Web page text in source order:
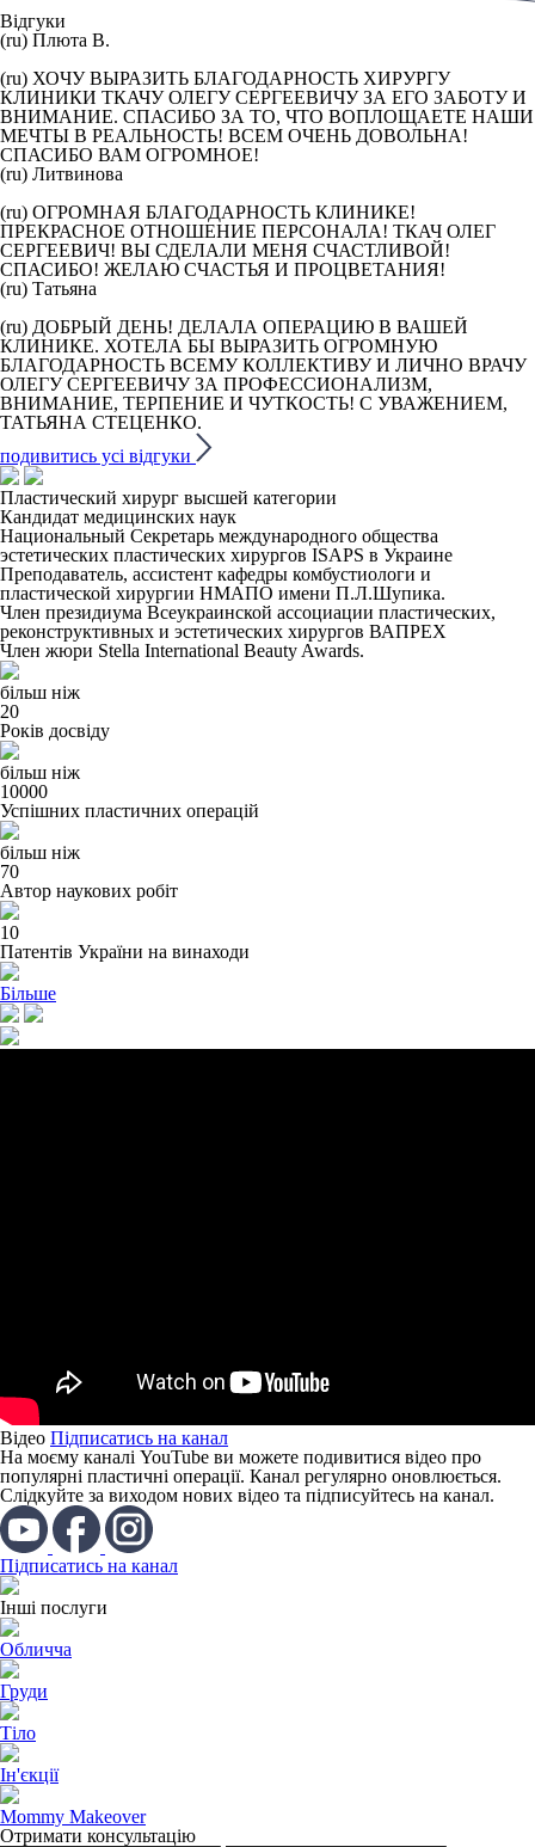
Відгуки
(ru) Плюта В.
(ru) ХОЧУ ВЫРАЗИТЬ БЛАГОДАРНОСТЬ ХИРУРГУ
КЛИНИКИ ТКАЧУ ОЛЕГУ СЕРГЕЕВИЧУ ЗА ЕГО ЗАБОТУ И
ВНИМАНИЕ. СПАСИБО ЗА ТО, ЧТО ВОПЛОЩАЕТЕ НАШИ
МЕЧТЫ В РЕАЛЬНОСТЬ! ВСЕМ ОЧЕНЬ ДОВОЛЬНА!
СПАСИБО ВАМ ОГРОМНОЕ!
(ru) Литвинова
(ru) ОГРОМНАЯ БЛАГОДАРНОСТЬ КЛИНИКЕ!
ПРЕКРАСНОЕ ОТНОШЕНИЕ ПЕРСОНАЛА! ТКАЧ ОЛЕГ
СЕРГЕЕВИЧ! ВЫ СДЕЛАЛИ МЕНЯ СЧАСТЛИВОЙ!
СПАСИБО! ЖЕЛАЮ СЧАСТЬЯ И ПРОЦВЕТАНИЯ!
(ru) Татьяна
(ru) ДОБРЫЙ ДЕНЬ! ДЕЛАЛА ОПЕРАЦИЮ В ВАШЕЙ
КЛИНИКЕ. ХОТЕЛА БЫ ВЫРАЗИТЬ ОГРОМНУЮ
БЛАГОДАРНОСТЬ ВСЕМУ КОЛЛЕКТИВУ И ЛИЧНО ВРАЧУ
ОЛЕГУ СЕРГЕЕВИЧУ ЗА ПРОФЕССИОНАЛИЗМ,
ВНИМАНИЕ, ТЕРПЕНИЕ И ЧУТКОСТЬ! С УВАЖЕНИЕМ,
ТАТЬЯНА СТЕЦЕНКО.
подивитись усі відгуки
Пластический хирург высшей категории
Кандидат медицинских наук
Национальный Секретарь международного общества
эстетических пластических хирургов ISAPS в Украине
Преподаватель, ассистент кафедры комбустиологи и
пластической хирургии НМАПО имени П.Л.Шупика.
Член президиума Всеукраинской ассоциации пластических,
реконструктивных и эстетических хирургов ВАПРЕХ
Член жюри Stella International Beauty Awards.
більш ніж
20
Років досвіду
більш ніж
10000
Успішних пластичних операцій
більш ніж
70
Автор наукових робіт
10
Патентів України на винаходи
Більше
Відео Підписатись на канал
На моєму каналі YouTube ви можете подивитися відео про
популярні пластичні операції. Канал регулярно оновлюється.
Слідкуйте за виходом нових відео та підписуйтесь на канал.
Підписатись на канал
Інші послуги
Обличча
Груди
Тіло
Ін'єкції
Mommy Makeover
Отримати консультацію